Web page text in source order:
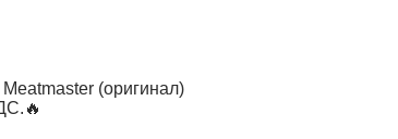
(оригинал)